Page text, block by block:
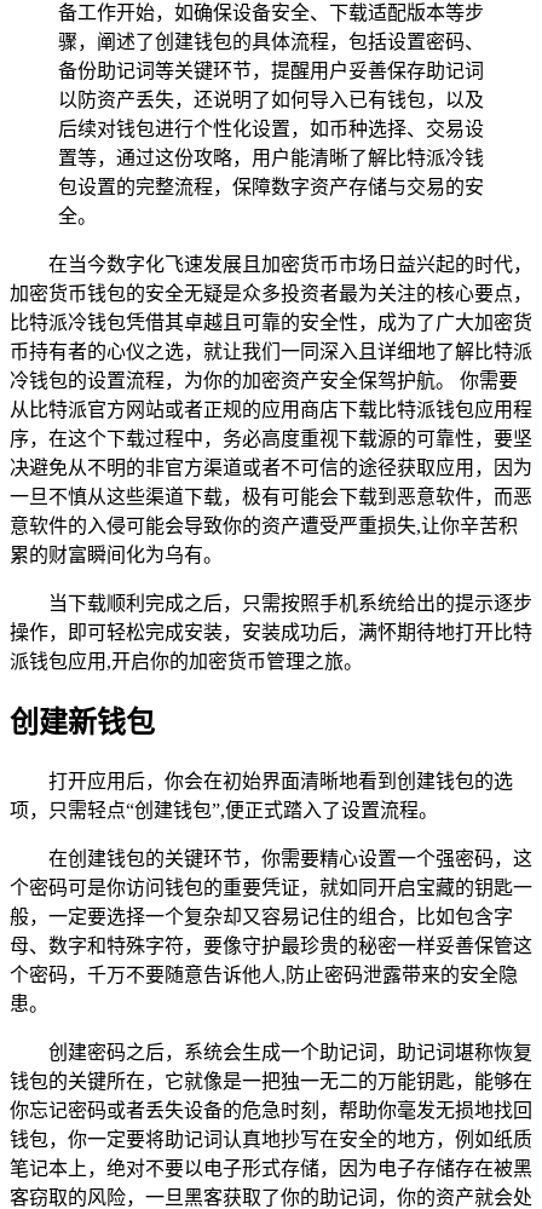
备工作开始，如确保设备安全、下载适配版本等步
骤，阐述了创建钱包的具体流程，包括设置密码、
备份助记词等关键环节，提醒用户妥善保存助记词
以防资产丢失，还说明了如何导入已有钱包，以及
后续对钱包进行个性化设置，如币种选择、交易设
置等，通过这份攻略，用户能清晰了解比特派冷钱
包设置的完整流程，保障数字资产存储与交易的安
全。
在当今数字化飞速发展且加密货币市场日益兴起的时代，
加密货币钱包的安全无疑是众多投资者最为关注的核心要点，
比特派冷钱包凭借其卓越且可靠的安全性，成为了广大加密货
币持有者的心仪之选，就让我们一同深入且详细地了解比特派
冷钱包的设置流程，为你的加密资产安全保驾护航。 你需要
从比特派官方网站或者正规的应用商店下载比特派钱包应用程
序，在这个下载过程中，务必高度重视下载源的可靠性，要坚
决避免从不明的非官方渠道或者不可信的途径获取应用，因为
一旦不慎从这些渠道下载，极有可能会下载到恶意软件，而恶
意软件的入侵可能会导致你的资产遭受严重损失,让你辛苦积
累的财富瞬间化为乌有。
当下载顺利完成之后，只需按照手机系统给出的提示逐步
操作，即可轻松完成安装，安装成功后，满怀期待地打开比特
派钱包应用,开启你的加密货币管理之旅。
创建新钱包
打开应用后，你会在初始界面清晰地看到创建钱包的选
项，只需轻点“创建钱包”,便正式踏入了设置流程。
在创建钱包的关键环节，你需要精心设置一个强密码，这
个密码可是你访问钱包的重要凭证，就如同开启宝藏的钥匙一
般，一定要选择一个复杂却又容易记住的组合，比如包含字
母、数字和特殊字符，要像守护最珍贵的秘密一样妥善保管这
个密码，千万不要随意告诉他人,防止密码泄露带来的安全隐
患。
创建密码之后，系统会生成一个助记词，助记词堪称恢复
钱包的关键所在，它就像是一把独一无二的万能钥匙，能够在
你忘记密码或者丢失设备的危急时刻，帮助你毫发无损地找回
钱包，你一定要将助记词认真地抄写在安全的地方，例如纸质
笔记本上，绝对不要以电子形式存储，因为电子存储存在被黑
客窃取的风险，一旦黑客获取了你的助记词，你的资产就会处